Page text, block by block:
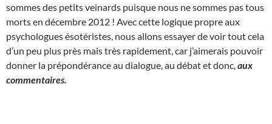
sommes des petits veinards puisque nous ne sommes pas tous
morts en décembre 2012 ! Avec cette logique propre aux
psychologues ésotéristes, nous allons essayer de voir tout cela
d’un peu plus près mais très rapidement, car j’aimerais pouvoir
donner la prépondérance au dialogue, au débat et donc, aux
commentaires.